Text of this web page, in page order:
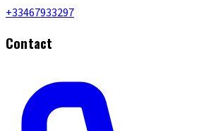
+33467933297
Contact